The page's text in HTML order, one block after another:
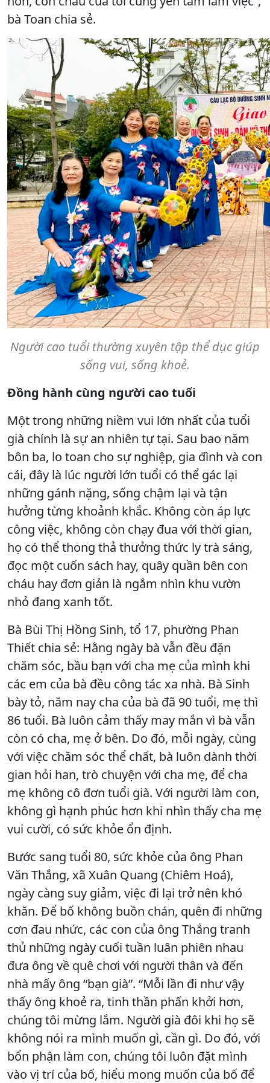
bà Toan chia sẻ.
Người cao tuổi thường xuyên tập thể dục giúp
sống vui, sống khoẻ.
Đồng hành cùng người cao tuổi
Một trong những niềm vui lớn nhất của tuổi
già chính là sự an nhiên tự tại. Sau bao năm
bôn ba, lo toan cho sự nghiệp, gia đình và con
cái, đây là lúc người lớn tuổi có thể gác lại
những gánh nặng, sống chậm lại và tận
hưởng từng khoảnh khắc. Không còn áp lực
công việc, không còn chạy đua với thời gian,
họ có thể thong thả thưởng thức ly trà sáng,
đọc một cuốn sách hay, quây quần bên con
cháu hay đơn giản là ngắm nhìn khu vườn
nhỏ đang xanh tốt.
Bà Bùi Thị Hồng Sinh, tổ 17, phường Phan
Thiết chia sẻ: Hằng ngày bà vẫn đều đặn
chăm sóc, bầu bạn với cha mẹ của mình khi
các em của bà đều công tác xa nhà. Bà Sinh
bày tỏ, năm nay cha của bà đã 90 tuổi, mẹ thì
86 tuổi. Bà luôn cảm thấy may mắn vì bà vẫn
còn có cha, mẹ ở bên. Do đó, mỗi ngày, cùng
với việc chăm sóc thể chất, bà luôn dành thời
gian hỏi han, trò chuyện với cha mẹ, để cha
mẹ không cô đơn tuổi già. Với người làm con,
không gì hạnh phúc hơn khi nhìn thấy cha mẹ
vui cười, có sức khỏe ổn định.
Bước sang tuổi 80, sức khỏe của ông Phan
Văn Thắng, xã Xuân Quang (Chiêm Hoá),
ngày càng suy giảm, việc đi lại trở nên khó
khăn. Để bố không buồn chán, quên đi những
cơn đau nhức, các con của ông Thắng tranh
thủ những ngày cuối tuần luân phiên nhau
đưa ông về quê chơi với người thân và đến
nhà mấy ông “bạn già”. “Mỗi lần đi như vậy
thấy ông khoẻ ra, tinh thần phấn khởi hơn,
chúng tôi mừng lắm. Người già đôi khi họ sẽ
không nói ra mình muốn gì, cần gì. Do đó, với
bổn phận làm con, chúng tôi luôn đặt mình
vào vị trí của bố, hiểu mong muốn của bố để